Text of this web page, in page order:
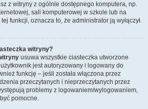
z witryny z ogólnie dostępnego komputera, np.
sali komputerowej w szkole lub na
funkcji, oznacza to, że administrator ją wyłączył.
witryny?
usuwa wszystkie ciasteczka utworzone
jest autoryzowany i logowany do
funkcję – jeśli została włączona przez
przeczytanych i nieprzeczytanych przez
problemy z logowaniem/wylogowaniem,
pomocne.